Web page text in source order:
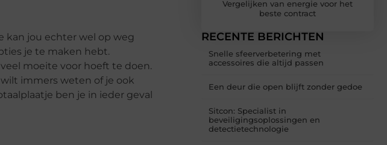
kan jou echter wel op weg
je te maken hebt.
moeite voor hoeft te doen.
immers weten of je ook
ben je in ieder geval
Vergelijken van energie voor het
beste contract
RECENTE BERICHTEN
Snelle sfeerverbetering met
accessoires die altijd passen
Een deur die open blijft zonder gedoe
Sitcon: Specialist in
beveiligingsoplossingen en
detectietechnologie